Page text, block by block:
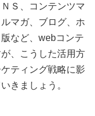
Ｓ、コンテンツマ
マガ、ブログ、ホ
など、webコンテ
、こうした活用方
ティング戦略に影
きましょう。